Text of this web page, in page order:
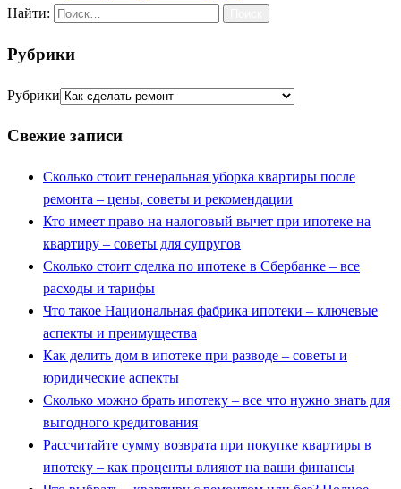
Найти:
Рубрики
Рубрики
Свежие записи
Сколько стоит генеральная уборка квартиры после
ремонта – цены, советы и рекомендации
Кто имеет право на налоговый вычет при ипотеке на
квартиру – советы для супругов
Сколько стоит сделка по ипотеке в Сбербанке – все
расходы и тарифы
Что такое Национальная фабрика ипотеки – ключевые
аспекты и преимущества
Как делить дом в ипотеке при разводе – советы и
юридические аспекты
Сколько можно брать ипотеку – все что нужно знать для
выгодного кредитования
Рассчитайте сумму возврата при покупке квартиры в
ипотеку – как проценты влияют на ваши финансы